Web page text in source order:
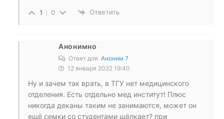
1 0 Ответить
Анонимно
Ответ для Аноним 7
12 января 2022 19:40
Ну и зачем так врать, в ТГУ нет медицинского
отделения. Есть отдельно мед институт! Плюс
никогда деканы таким не занимаются, может он
ещё семки со студентами щёлкает? при